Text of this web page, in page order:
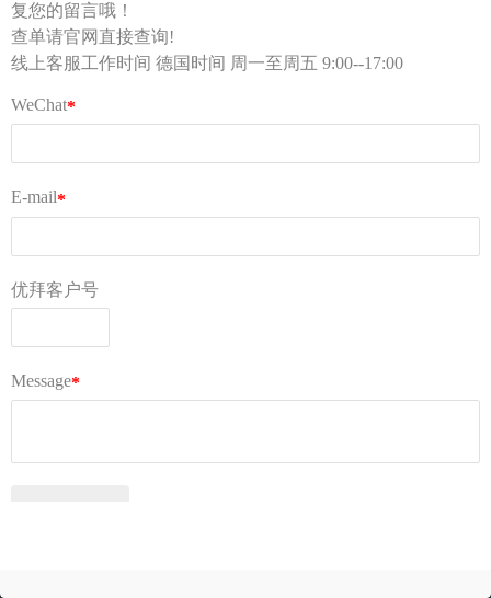
客服部邮箱 kf@ubuylogi.com
财务部邮箱 fibu@ubuylogi.com
发票请自行在网站
明下载
关于我们
AGB
操作视频